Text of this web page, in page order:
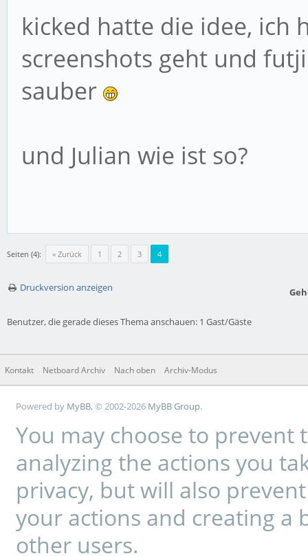
kicked hatte die idee, ich
screenshots geht und
sauber
und Julian wie ist so?
Seiten (4): « Zurück 1 2 3 4
Druckversion anzeigen
Benutzer, die gerade dieses Thema anschauen: 1 Gast/Gäste
Kontakt Netboard Archiv Nach oben Archiv-Modus
Powered by MyBB, © 2002-2026 MyBB Group.
You may choose to
analyzing the actions you
privacy, but will also
your actions and creating a
other users.